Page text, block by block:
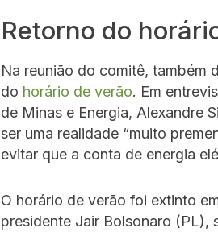
Retorno do
Na reunião do comitê, também
do horário de verão. Em
de Minas e Energia, Alexandre
ser uma realidade “muito
evitar que a conta de energia
O horário de verão foi extinto
presidente Jair Bolsonaro (PL),